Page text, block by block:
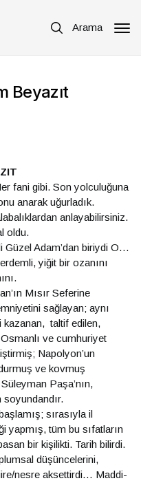
Arama
Beyazıt
fani gibi. Son yolculuğuna
anarak uğurladık.
anlayabilirsiniz.
oldu.
Güzel Adam’dan biriydi O…
yiğit bir ozanını
Mısır Seferine
sağlayan; aynı
kazanan, taltif edilen,
Osmanlı ve cumhuriyet
Napolyon’un
ve kovmuş
Paşa’nın,
soyundandır.
sırasıyla il
yapmış, tüm bu sıfatların
bir kişilikti. Tarih bilirdi.
düşüncelerini,
nesre aksettirdi… Maddi-